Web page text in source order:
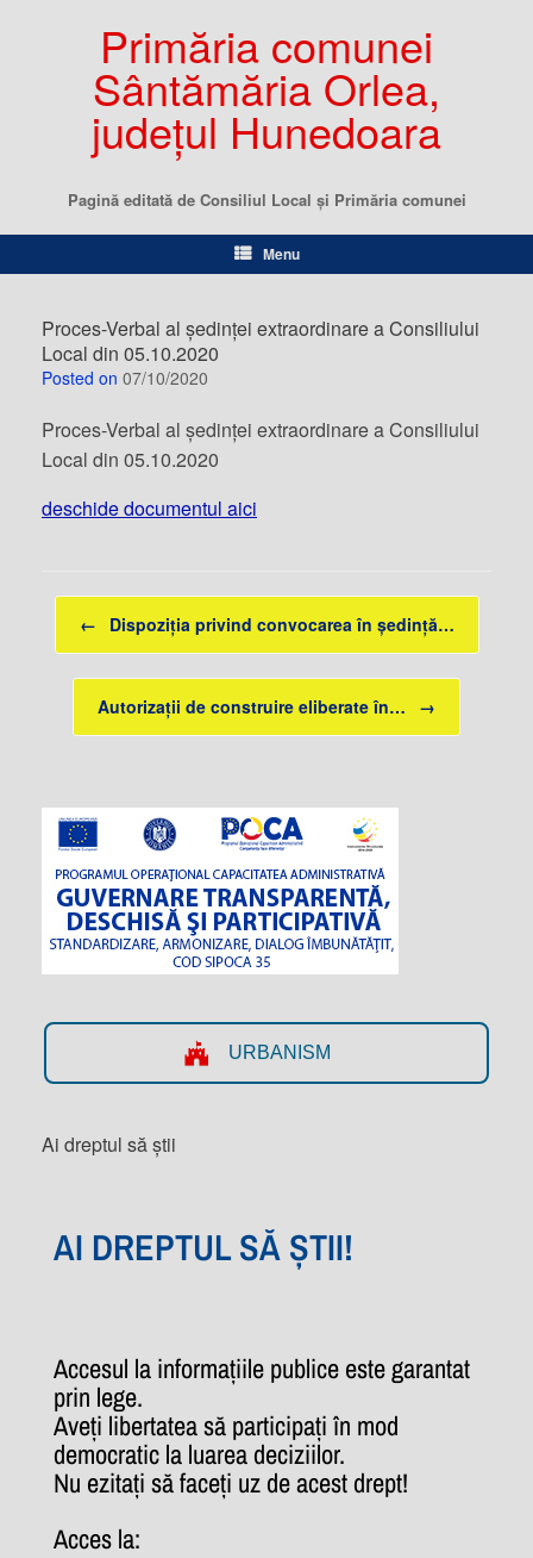
Primăria comunei
Sântămăria Orlea,
județul Hunedoara
Pagină editată de Consiliul Local şi Primăria comunei
Menu
Proces-Verbal al ședinței extraordinare a Consiliului
Local din 05.10.2020
Posted on 07/10/2020
Proces-Verbal al ședinței extraordinare a Consiliului
Local din 05.10.2020
deschide documentul aici
Post navigation
← Dispoziția privind convocarea în ședință…
Autorizații de construire eliberate în… →
URBANISM
Ai dreptul să știi
AI DREPTUL SĂ ȘTII!
Accesul la informațiile publice este garantat
prin lege.
Aveți libertatea să participați în mod
democratic la luarea deciziilor.
Nu ezitați să faceți uz de acest drept!
Acces la: